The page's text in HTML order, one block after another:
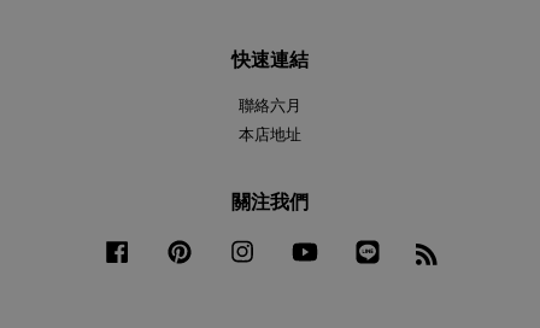
快速連結
聯絡六月
本店地址
關注我們
Facebook Pinterest Instagram YouTube